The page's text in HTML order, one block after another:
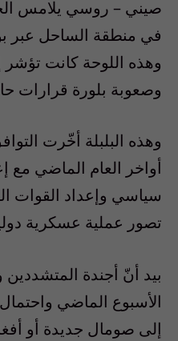
صيني – روسي يلامس
في منطقة الساحل عبر
وهذه اللوحة كانت تؤشر
وصعوبة بلورة قرارات
وهذه البلبلة أخّرت
أواخر العام الماضي مع
سياسي وإعداد القوات
تصور عملية عسكرية دولية
بيد أنّ أجندة
الأسبوع الماضي
إلى صومال جديدة أو